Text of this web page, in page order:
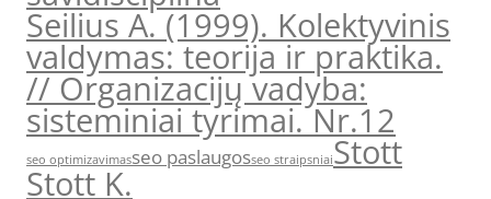
Seilius A. (1999). Kolektyvinis
valdymas: teorija ir praktika.
// Organizacijų vadyba:
sisteminiai tyrimai. Nr.12
seo optimizavimasseo paslaugosseo straipsniaiStott
Stott K.